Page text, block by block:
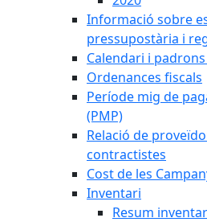
Informació sobre
pressupostària i
Calendari i
Ordenances fiscals
Període mig de
(PMP)
Relació de
contractistes
Cost de les
Inventari
Resum